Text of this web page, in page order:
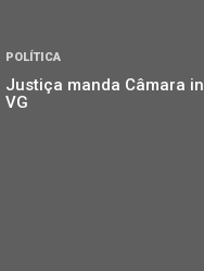
POLÍTICA
Justiça manda Câmara
VG